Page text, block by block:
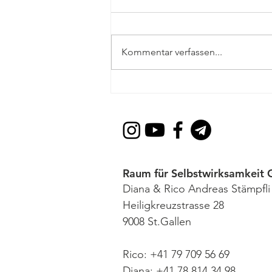
deines Kindes wirklich sagen
will
Kommentar verfassen...
Raum für Selbstwirksamkeit
Diana & Rico Andreas Stämpfli
Heiligkreuzstrasse 28
9008 St.Gallen
Rico: +41 79 709 56 69